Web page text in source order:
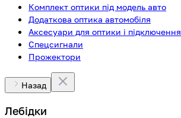
Комплект оптики під модель авто
Додаткова оптика автомобіля
Аксесуари для оптики і підключення
Спецсигнали
Прожектори
Назад
Лебідки